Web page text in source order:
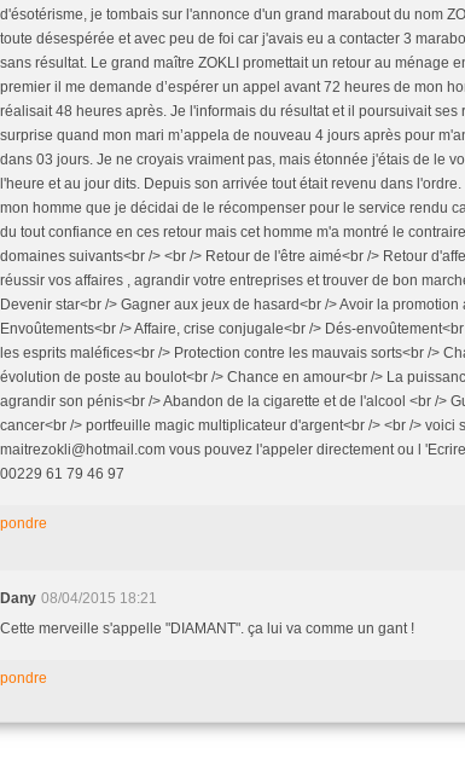
d'ésotérisme, je tombais sur l'annonce d'un grand marabout du nom
toute désespérée et avec peu de foi car j'avais eu a contacter 3
sans résultat. Le grand maître ZOKLI promettait un retour au ménage
premier il me demande d’espérer un appel avant 72 heures de mon
réalisait 48 heures après. Je l'informais du résultat et il poursuivait ses
surprise quand mon mari m’appela de nouveau 4 jours après pour
dans 03 jours. Je ne croyais vraiment pas, mais étonnée j'étais de le
l'heure et au jour dits. Depuis son arrivée tout était revenu dans
mon homme que je décidai de le récompenser pour le service rendu
du tout confiance en ces retour mais cet homme m'a montré le
domaines suivants<br /> <br /> Retour de l'être aimé<br /> Retour
réussir vos affaires , agrandir votre entreprises et trouver de bon
Devenir star<br /> Gagner aux jeux de hasard<br /> Avoir la promotion
Envoûtements<br /> Affaire, crise conjugale<br /> Dés-
les esprits maléfices<br /> Protection contre les mauvais sorts<br />
évolution de poste au boulot<br /> Chance en amour<br /> La
agrandir son pénis<br /> Abandon de la cigarette et de l'alcool <br />
cancer<br /> portfeuille magic multiplicateur d'argent<br /> <br /> voici
maitrezokli@hotmail.com vous pouvez l'appeler directement ou l
00229 61 79 46 97
Dany 08/04/2015 18:21
Cette merveille s'appelle "DIAMANT". ça lui va comme un gant !